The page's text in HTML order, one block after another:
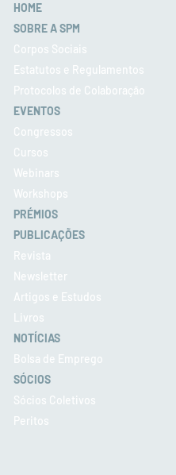
HOME
SOBRE A SPM
Corpos Sociais
Estatutos e Regulamentos
Protocolos de Colaboração
EVENTOS
Congressos
Cursos
Webinars
Workshops
PRÉMIOS
PUBLICAÇÕES
Revista
Newsletter
Artigos e Estudos
Livros
NOTÍCIAS
Bolsa de Emprego
SÓCIOS
Sócios Coletivos
Peritos